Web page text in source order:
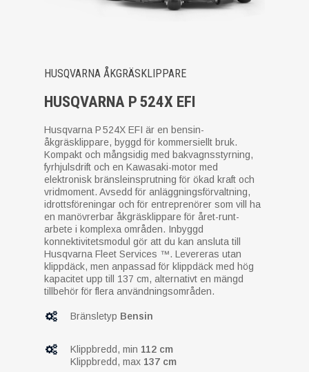
HUSQVARNA ÅKGRÄSKLIPPARE
HUSQVARNA P 524X EFI
Husqvarna P 524X EFI är en bensin-
åkgräsklippare, byggd för kommersiellt bruk.
Kompakt och mångsidig med bakvagnsstyrning,
fyrhjulsdrift och en Kawasaki-motor med
elektronisk bränsleinsprutning för ökad kraft och
vridmoment. Avsedd för anläggningsförvaltning,
idrottsföreningar och för entreprenörer som vill ha
en manövrerbar åkgräsklippare för året-runt-
arbete i komplexa områden. Inbyggd
konnektivitetsmodul gör att du kan ansluta till
Husqvarna Fleet Services ™. Levereras utan
klippdäck, men anpassad för klippdäck med hög
kapacitet upp till 137 cm, alternativt en mängd
tillbehör för flera användningsområden.
Bränsletyp Bensin
Klippbredd, min 112 cm
Klippbredd, max 137 cm